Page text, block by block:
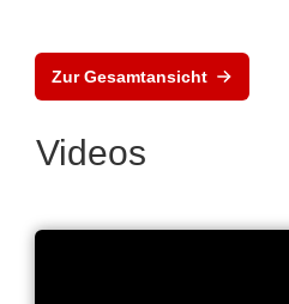
Zur Gesamtansicht
Videos